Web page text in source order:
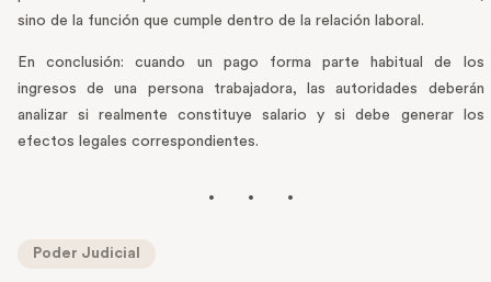
sino de la función que cumple dentro de la relación laboral.
En conclusión: cuando un pago forma parte habitual de los
ingresos de una persona trabajadora, las autoridades deberán
analizar si realmente constituye salario y si debe generar los
efectos legales correspondientes.
Poder Judicial